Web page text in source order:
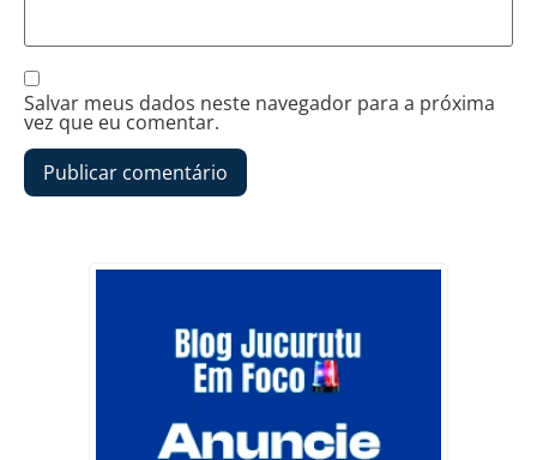
Salvar meus dados neste navegador para a próxima
vez que eu comentar.